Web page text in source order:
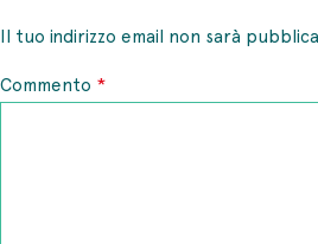
Il tuo indirizzo email non sarà
Commento *